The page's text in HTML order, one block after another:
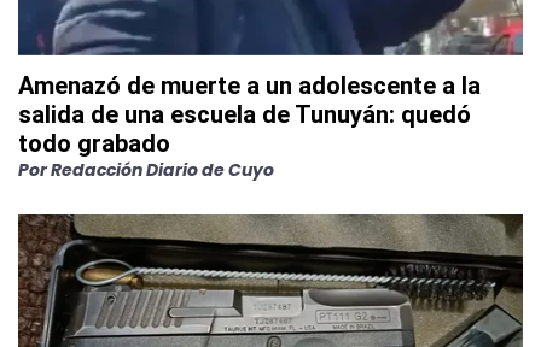
Amenazó de muerte a un adolescente a la
salida de una escuela de Tunuyán: quedó
todo grabado
PorRedacción Diario de Cuyo